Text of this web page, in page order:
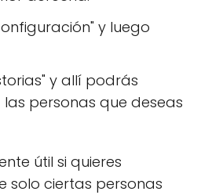
y luego
y allí podrás
personas que deseas
útil si quieres
solo ciertas personas